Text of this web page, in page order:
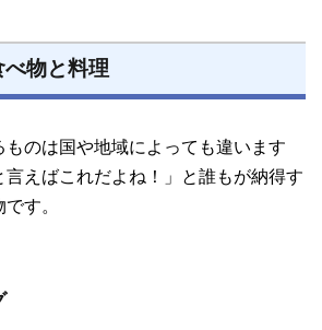
物と料理
ものは国や地域によっても違います
言えばこれだよね！」と誰もが納得す
す。